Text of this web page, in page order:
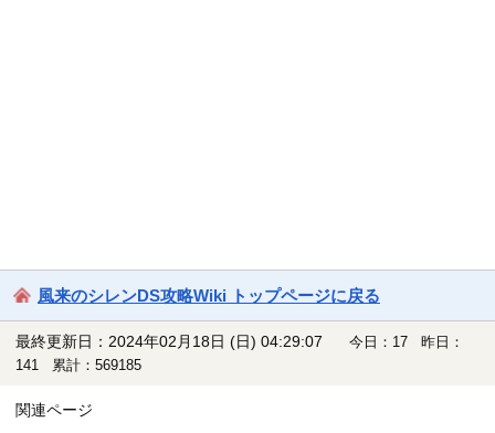
風来のシレンDS攻略Wiki トップページに戻る
最終更新日：2024年02月18日 (日) 04:29:07
今日：17 昨日：
141 累計：569185
関連ページ